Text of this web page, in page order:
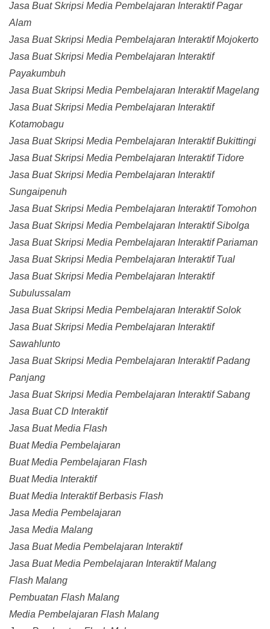
Jasa Buat Skripsi Media Pembelajaran Interaktif Pagar
Alam
Jasa Buat Skripsi Media Pembelajaran Interaktif Mojokerto
Jasa Buat Skripsi Media Pembelajaran Interaktif
Payakumbuh
Jasa Buat Skripsi Media Pembelajaran Interaktif Magelang
Jasa Buat Skripsi Media Pembelajaran Interaktif
Kotamobagu
Jasa Buat Skripsi Media Pembelajaran Interaktif Bukittingi
Jasa Buat Skripsi Media Pembelajaran Interaktif Tidore
Jasa Buat Skripsi Media Pembelajaran Interaktif
Sungaipenuh
Jasa Buat Skripsi Media Pembelajaran Interaktif Tomohon
Jasa Buat Skripsi Media Pembelajaran Interaktif Sibolga
Jasa Buat Skripsi Media Pembelajaran Interaktif Pariaman
Jasa Buat Skripsi Media Pembelajaran Interaktif Tual
Jasa Buat Skripsi Media Pembelajaran Interaktif
Subulussalam
Jasa Buat Skripsi Media Pembelajaran Interaktif Solok
Jasa Buat Skripsi Media Pembelajaran Interaktif
Sawahlunto
Jasa Buat Skripsi Media Pembelajaran Interaktif Padang
Panjang
Jasa Buat Skripsi Media Pembelajaran Interaktif Sabang
Jasa Buat CD Interaktif
Jasa Buat Media Flash
Buat Media Pembelajaran
Buat Media Pembelajaran Flash
Buat Media Interaktif
Buat Media Interaktif Berbasis Flash
Jasa Media Pembelajaran
Jasa Media Malang
Jasa Buat Media Pembelajaran Interaktif
Jasa Buat Media Pembelajaran Interaktif Malang
Flash Malang
Pembuatan Flash Malang
Media Pembelajaran Flash Malang